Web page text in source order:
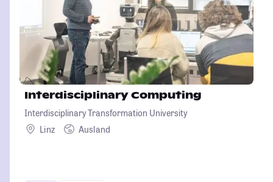
Interdisciplinary Computing
Interdisciplinary Transformation University
Linz
Ausland